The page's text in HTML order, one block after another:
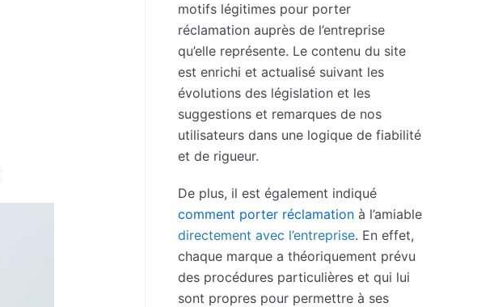
motifs légitimes pour porter
réclamation auprès de l’entreprise
qu’elle représente. Le contenu du site
est enrichi et actualisé suivant les
évolutions des législation et les
suggestions et remarques de nos
utilisateurs dans une logique de fiabilité
et de rigueur.
De plus, il est également indiqué
comment porter réclamation à l’amiable
directement avec l’entreprise. En effet,
chaque marque a théoriquement prévu
des procédures particulières et qui lui
sont propres pour permettre à ses